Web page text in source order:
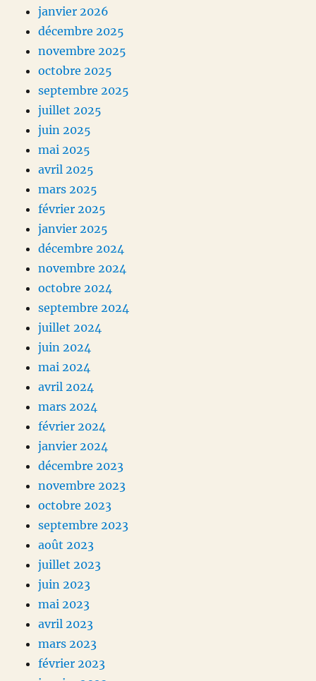
janvier 2026
décembre 2025
novembre 2025
octobre 2025
septembre 2025
juillet 2025
juin 2025
mai 2025
avril 2025
mars 2025
février 2025
janvier 2025
décembre 2024
novembre 2024
octobre 2024
septembre 2024
juillet 2024
juin 2024
mai 2024
avril 2024
mars 2024
février 2024
janvier 2024
décembre 2023
novembre 2023
octobre 2023
septembre 2023
août 2023
juillet 2023
juin 2023
mai 2023
avril 2023
mars 2023
février 2023